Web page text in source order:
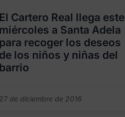
El Cartero Real llega este
miércoles a Santa Adela
para recoger los deseos
de los niños y niñas del
barrio
27 de diciembre de 2016